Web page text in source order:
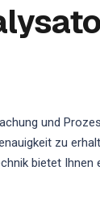
und
zu
bietet